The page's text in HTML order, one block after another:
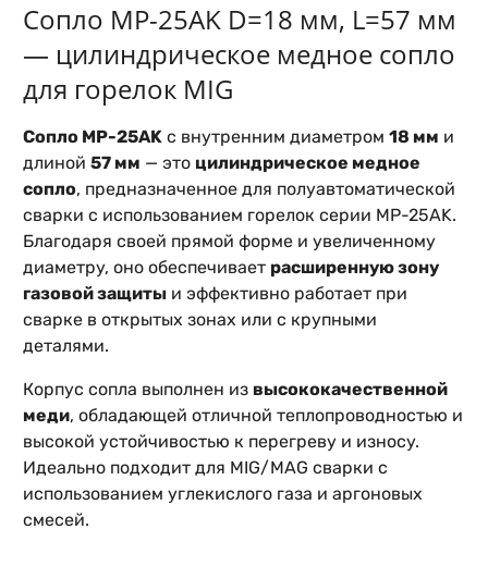
Сопло MP-25AK D=18 мм, L=57 мм
— цилиндрическое медное сопло
для горелок MIG
Сопло MP-25AK с внутренним диаметром 18 мм и
длиной 57 мм — это цилиндрическое медное
сопло, предназначенное для полуавтоматической
сварки с использованием горелок серии MP-25AK.
Благодаря своей прямой форме и увеличенному
диаметру, оно обеспечивает расширенную зону
газовой защиты и эффективно работает при
сварке в открытых зонах или с крупными
деталями.
Корпус сопла выполнен из высококачественной
меди, обладающей отличной теплопроводностью и
высокой устойчивостью к перегреву и износу.
Идеально подходит для MIG/MAG сварки с
использованием углекислого газа и аргоновых
смесей.